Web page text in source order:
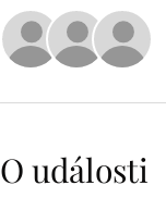
O události